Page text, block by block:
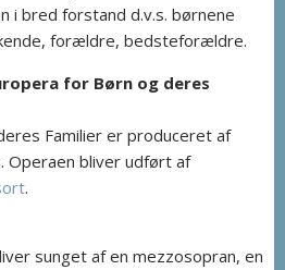
i bred forstand d.v.s. børnene
forældre, bedsteforældre.
for Børn og deres
Familier er produceret af
Operaen bliver udført af
.
sunget af en mezzosopran, en